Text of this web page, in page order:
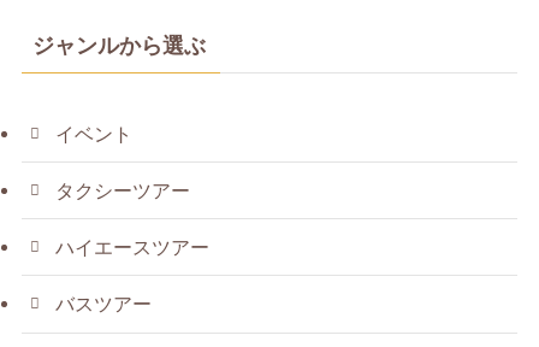
ジャンルから選ぶ
イベント
タクシーツアー
ハイエースツアー
バスツアー